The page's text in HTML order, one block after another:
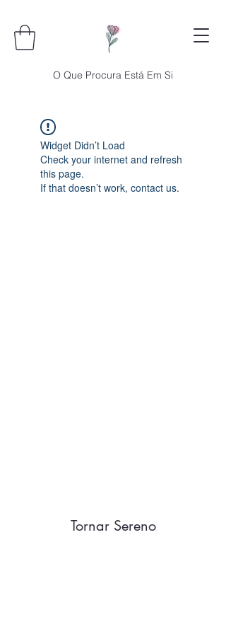
O Que Procura Está Em Si
Widget Didn’t Load
Check your internet and refresh
this page.
If that doesn’t work, contact us.
Tornar Sereno